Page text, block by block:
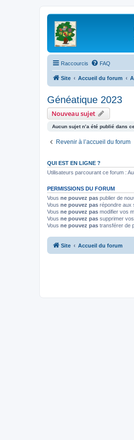
Raccourcis FAQ
Site Accueil du forum
Généatique 2023
Nouveau sujet
Aucun sujet n’a été publié dans
Revenir à l’accueil du forum
QUI EST EN LIGNE ?
Utilisateurs parcourant ce forum :
PERMISSIONS DU FORUM
Vous ne pouvez pas publier de
Vous ne pouvez pas répondre aux
Vous ne pouvez pas modifier vos
Vous ne pouvez pas supprimer
Vous ne pouvez pas transférer de
Site Accueil du forum